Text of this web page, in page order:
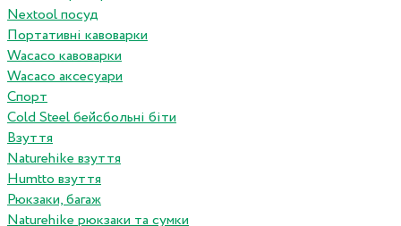
Nextool посуд
Портативні кавоварки
Wacaco кавоварки
Wacaco аксесуари
Спорт
Cold Steel бейсбольні біти
Взуття
Naturehike взуття
Humtto взуття
Рюкзаки, багаж
Naturehike рюкзаки та сумки